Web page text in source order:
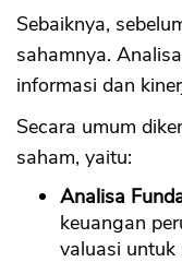
Sebaiknya,
sahamnya.
informasi dan
Secara umum
saham, yaitu:
Analisa
keuangan
valuasi